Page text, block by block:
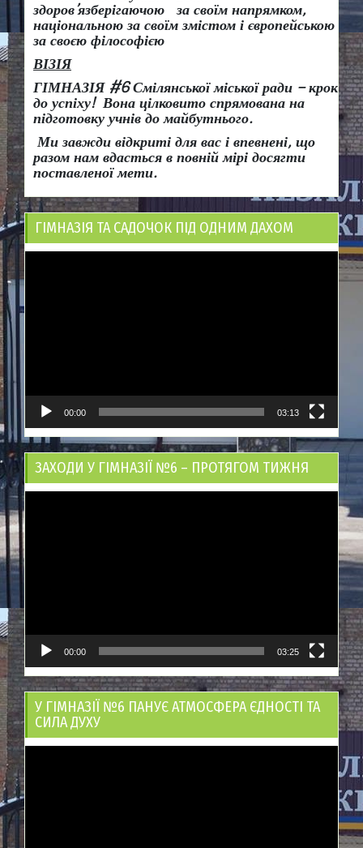
здоров’язберігаючою за своїм напрямком,
національною за своїм змістом і європейською
за своєю філософією
ВІЗІЯ
ГІМНАЗІЯ #6 Смілянської міської ради – крок
до успіху! Вона цілковито спрямована на
підготовку учнів до майбутнього.
Ми завжди відкриті для вас і впевнені, що
разом нам вдасться в повній мірі досягти
поставленої мети.
ГІМНАЗІЯ ТА САДОЧОК ПІД ОДНИМ ДАХОМ
00:00 03:13
ЗАХОДИ У ГІМНАЗІЇ №6 – ПРОТЯГОМ ТИЖНЯ
00:00 03:25
У ГІМНАЗІЇ №6 ПАНУЄ АТМОСФЕРА ЄДНОСТІ ТА
СИЛА ДУХУ